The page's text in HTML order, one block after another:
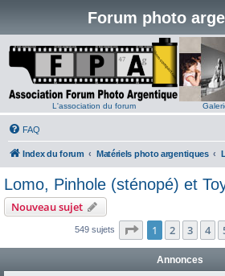
Forum photo
L'association du forum
FAQ
Index du forum Matériels photo argentiques
Lomo, Pinhole (sténopé) et
Nouveau sujet
549 sujets Page 1sur22
1 2 3 4
Annonces